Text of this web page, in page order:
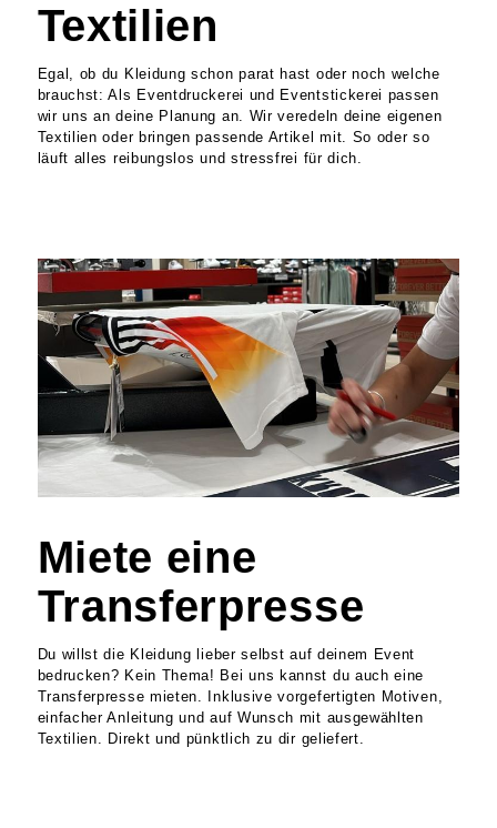
Textilien
Egal, ob du Kleidung schon parat hast oder noch welche
brauchst: Als Eventdruckerei und Eventstickerei passen
wir uns an deine Planung an. Wir veredeln deine eigenen
Textilien oder bringen passende Artikel mit. So oder so
läuft alles reibungslos und stressfrei für dich.
Miete eine
Transferpresse
Du willst die Kleidung lieber selbst auf deinem Event
bedrucken? Kein Thema! Bei uns kannst du auch eine
Transferpresse mieten. Inklusive vorgefertigten Motiven,
einfacher Anleitung und auf Wunsch mit ausgewählten
Textilien. Direkt und pünktlich zu dir geliefert.